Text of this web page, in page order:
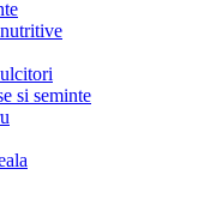
si seminte